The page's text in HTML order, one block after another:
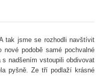
tak jsme se rozhodli navštívit
podobě samé pochvalné
nadšením vstoupili obdivovat
pyšně. Ze tří podlaží krásné